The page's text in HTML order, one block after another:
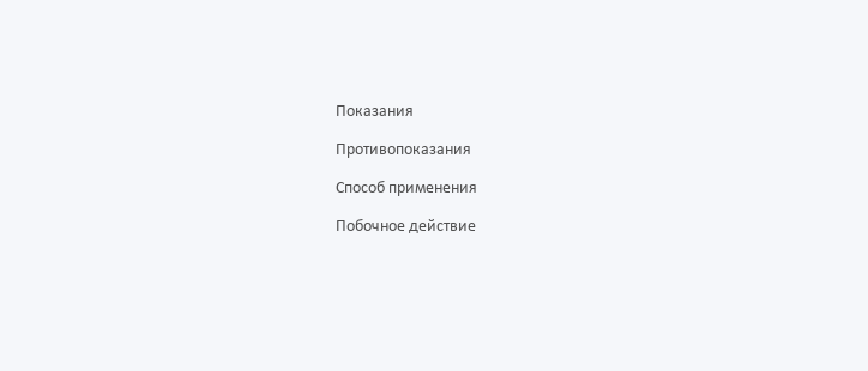
Показания
Противопоказания
Способ применения
Побочное действие